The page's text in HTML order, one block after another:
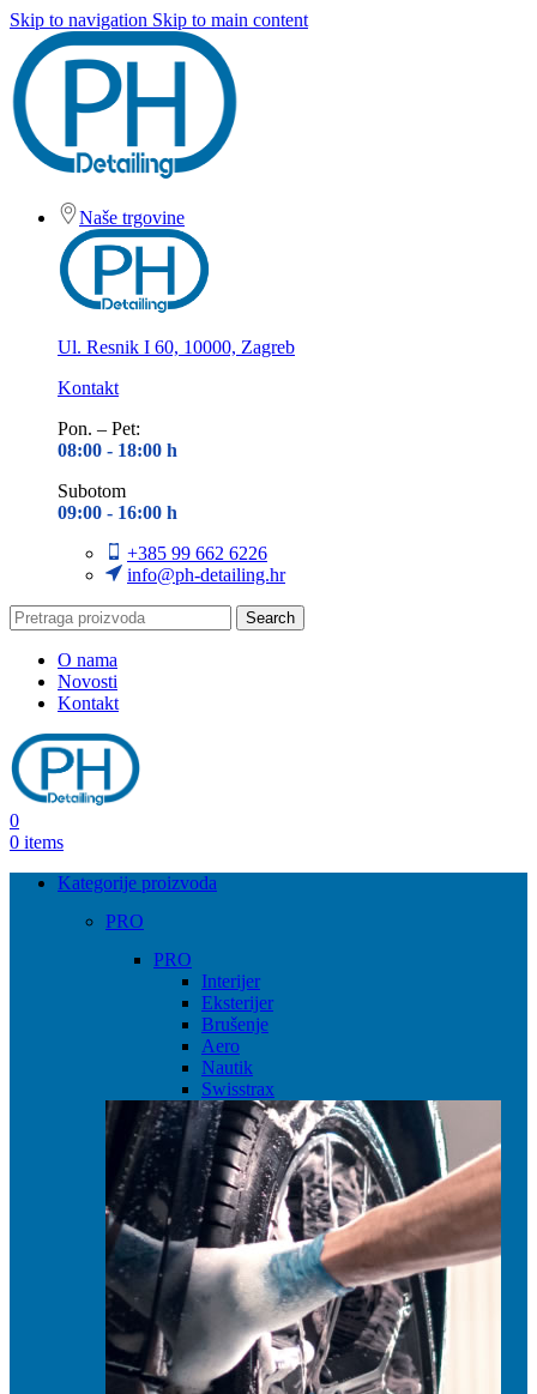
Skip to navigation Skip to main content
Naše trgovine
Ul. Resnik I 60, 10000, Zagreb
Kontakt
Pon. – Pet:
08:00 - 18:00 h
Subotom
09:00 - 16:00 h
+385 99 662 6226
info@ph-detailing.hr
Search
O nama
Novosti
Kontakt
0
0 items
Kategorije proizvoda
PRO
PRO
Interijer
Eksterijer
Brušenje
Aero
Nautik
Swisstrax